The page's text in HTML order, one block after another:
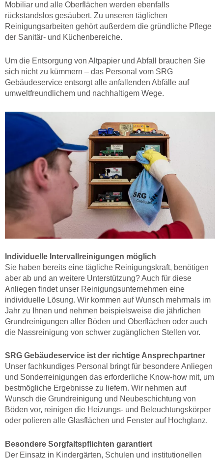
Mobiliar und alle Oberflächen werden ebenfalls
rückstandslos gesäubert. Zu unseren täglichen
Reinigungsarbeiten gehört außerdem die gründliche Pflege
der Sanitär- und Küchenbereiche.
Um die Entsorgung von Altpapier und Abfall brauchen Sie
sich nicht zu kümmern – das Personal vom SRG
Gebäudeservice entsorgt alle anfallenden Abfälle auf
umweltfreundlichem und nachhaltigem Wege.
Individuelle Intervallreinigungen möglich
Sie haben bereits eine tägliche Reinigungskraft, benötigen
aber ab und an weitere Unterstützung? Auch für diese
Anliegen findet unser Reinigungsunternehmen eine
individuelle Lösung. Wir kommen auf Wunsch mehrmals im
Jahr zu Ihnen und nehmen beispielsweise die jährlichen
Grundreinigungen aller Böden und Oberflächen oder auch
die Nassreinigung von schwer zugänglichen Stellen vor.
SRG Gebäudeservice ist der richtige Ansprechpartner
Unser fachkundiges Personal bringt für besondere Anliegen
und Sonderreinigungen das erforderliche Know-how mit, um
bestmögliche Ergebnisse zu liefern. Wir nehmen auf
Wunsch die Grundreinigung und Neubeschichtung von
Böden vor, reinigen die Heizungs- und Beleuchtungskörper
oder polieren alle Glasflächen und Fenster auf Hochglanz.
Besondere Sorgfaltspflichten garantiert
Der Einsatz in Kindergärten, Schulen und institutionellen